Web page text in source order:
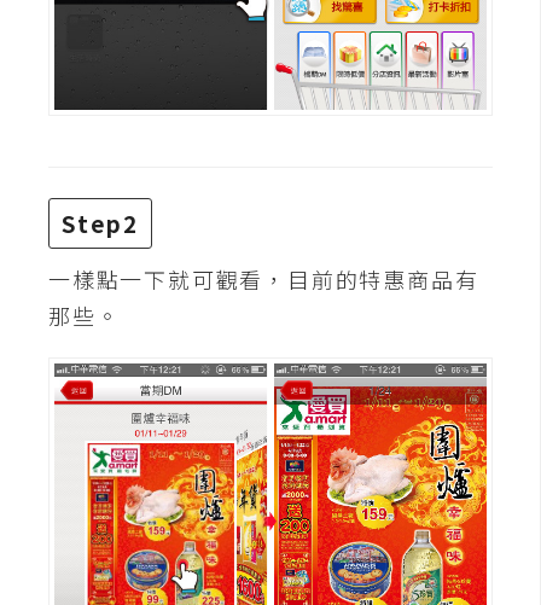
Step2
一樣點一下就可觀看，目前的特惠商品有
那些。